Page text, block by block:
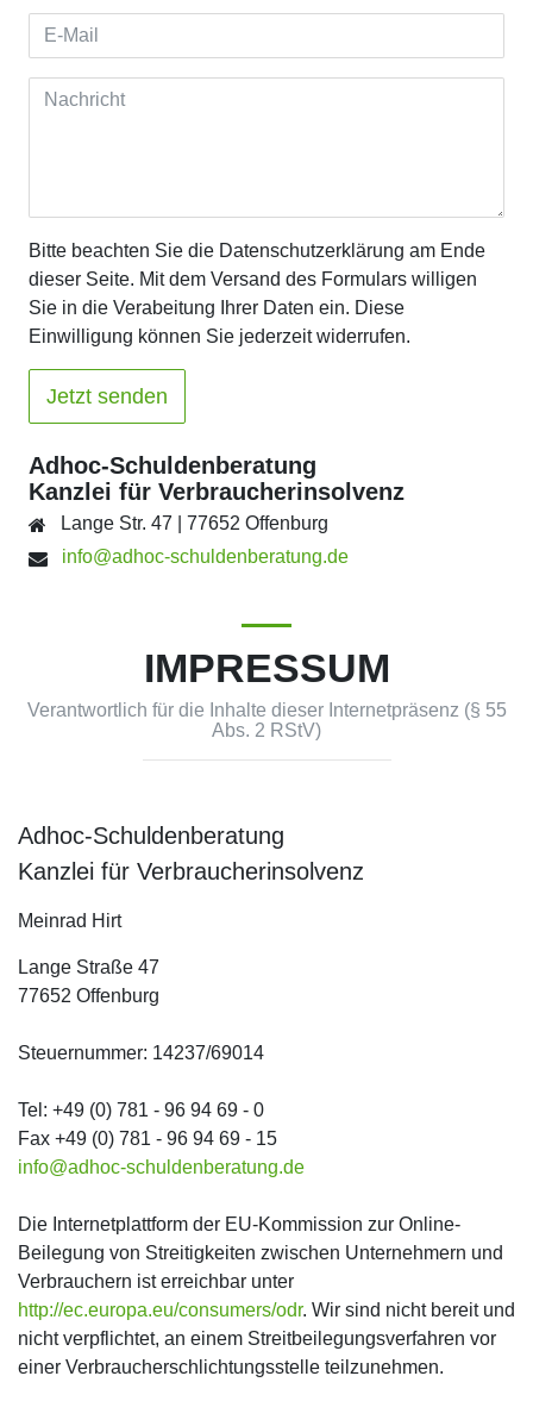
E-Mail
Nachricht
Bitte beachten Sie die Datenschutzerklärung am Ende
dieser Seite. Mit dem Versand des Formulars willigen
Sie in die Verabeitung Ihrer Daten ein. Diese
Einwilligung können Sie jederzeit widerrufen.
Adhoc-Schuldenberatung
Kanzlei für Verbraucherinsolvenz
Lange Str. 47 | 77652 Offenburg
info@adhoc-schuldenberatung.de
IMPRESSUM
Verantwortlich für die Inhalte dieser Internetpräsenz (§ 55
Abs. 2 RStV)
Adhoc-Schuldenberatung
Kanzlei für Verbraucherinsolvenz
Meinrad Hirt
Lange Straße 47
77652 Offenburg
Steuernummer: 14237/69014
Tel: +49 (0) 781 - 96 94 69 - 0
Fax +49 (0) 781 - 96 94 69 - 15
info@adhoc-schuldenberatung.de
Die Internetplattform der EU-Kommission zur Online-
Beilegung von Streitigkeiten zwischen Unternehmern und
Verbrauchern ist erreichbar unter
http://ec.europa.eu/consumers/odr. Wir sind nicht bereit und
nicht verpflichtet, an einem Streitbeilegungsverfahren vor
einer Verbraucherschlichtungsstelle teilzunehmen.